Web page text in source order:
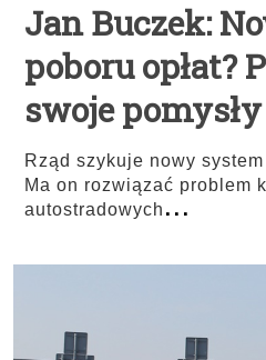
Jan Buczek:
poboru opłat?
swoje pomysły
Rząd szykuje nowy
Ma on rozwiązać problem
autostradowych ...